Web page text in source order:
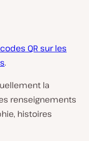
QR sur les
.
la
renseignements
histoires